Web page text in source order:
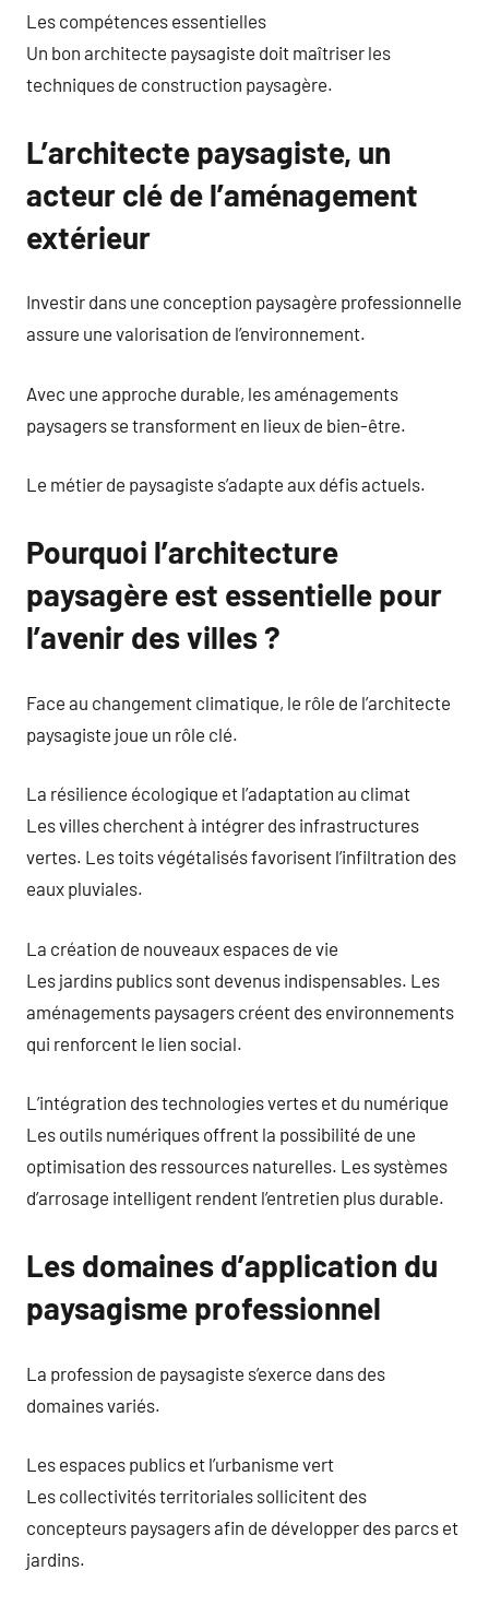
Les compétences essentielles
Un bon architecte paysagiste doit maîtriser les
techniques de construction paysagère.
L’architecte paysagiste, un
acteur clé de l’aménagement
extérieur
Investir dans une conception paysagère professionnelle
assure une valorisation de l’environnement.
Avec une approche durable, les aménagements
paysagers se transforment en lieux de bien-être.
Le métier de paysagiste s’adapte aux défis actuels.
Pourquoi l’architecture
paysagère est essentielle pour
l’avenir des villes ?
Face au changement climatique, le rôle de l’architecte
paysagiste joue un rôle clé.
La résilience écologique et l’adaptation au climat
Les villes cherchent à intégrer des infrastructures
vertes. Les toits végétalisés favorisent l’infiltration des
eaux pluviales.
La création de nouveaux espaces de vie
Les jardins publics sont devenus indispensables. Les
aménagements paysagers créent des environnements
qui renforcent le lien social.
L’intégration des technologies vertes et du numérique
Les outils numériques offrent la possibilité de une
optimisation des ressources naturelles. Les systèmes
d’arrosage intelligent rendent l’entretien plus durable.
Les domaines d’application du
paysagisme professionnel
La profession de paysagiste s’exerce dans des
domaines variés.
Les espaces publics et l’urbanisme vert
Les collectivités territoriales sollicitent des
concepteurs paysagers afin de développer des parcs et
jardins.